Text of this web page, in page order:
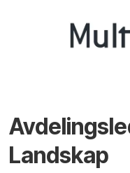
Landskap